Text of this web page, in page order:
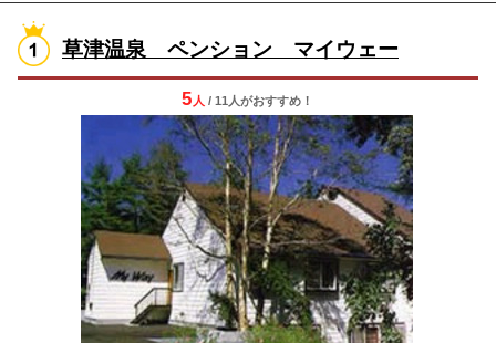
草津温泉 ペンション マイウェー
5 人 / 11人がおすすめ！